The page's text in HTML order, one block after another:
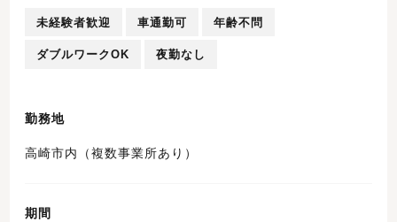
未経験者歓迎 車通勤可 年齢不問
ダブルワークOK 夜勤なし
勤務地
高崎市内（複数事業所あり）
期間